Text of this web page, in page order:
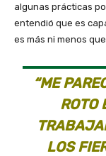
algunas prácticas
entendió que es
es más ni menos que
“ME
ROTO
LOS